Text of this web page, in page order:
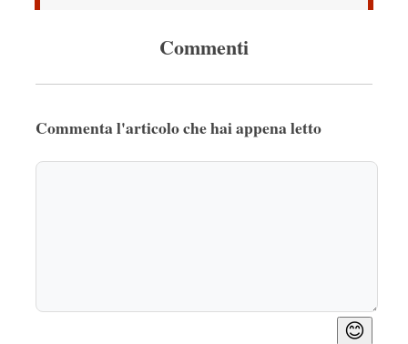
Commenti
Commenta l'articolo che hai appena letto
😊